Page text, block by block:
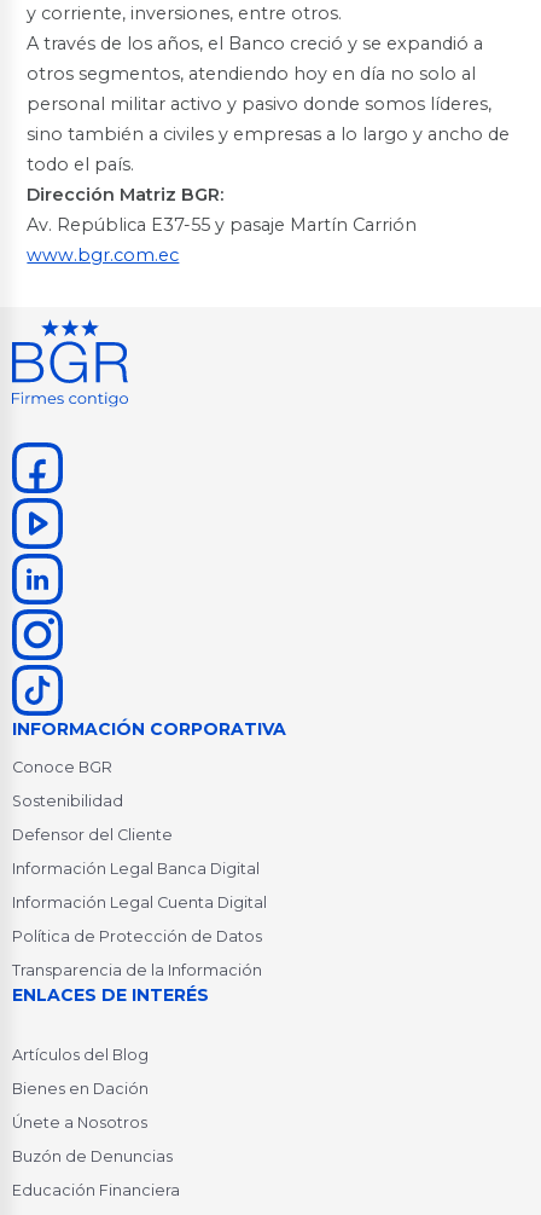
y corriente, inversiones, entre otros.
A través de los años, el Banco creció y se expandió a
otros segmentos, atendiendo hoy en día no solo al
personal militar activo y pasivo donde somos líderes,
sino también a civiles y empresas a lo largo y ancho de
todo el país.
Dirección Matriz BGR:
Av. República E37-55 y pasaje Martín Carrión
www.bgr.com.ec
INFORMACIÓN CORPORATIVA
Conoce BGR
Sostenibilidad
Defensor del Cliente
Información Legal Banca Digital
Información Legal Cuenta Digital
Política de Protección de Datos
Transparencia de la Información
ENLACES DE INTERÉS
Artículos del Blog
Bienes en Dación
Únete a Nosotros
Buzón de Denuncias
Educación Financiera